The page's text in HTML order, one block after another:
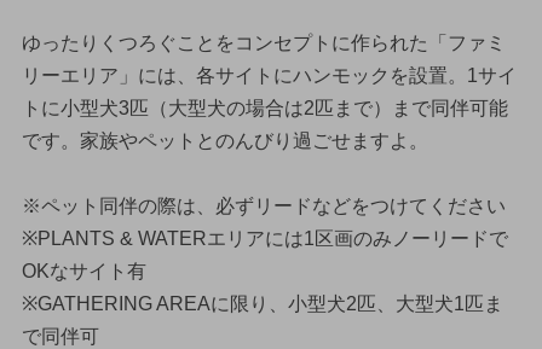
ゆったりくつろぐことをコンセプトに作られた「ファミ
リーエリア」には、各サイトにハンモックを設置。1サイ
トに小型犬3匹（大型犬の場合は2匹まで）まで同伴可能
です。家族やペットとのんびり過ごせますよ。
※ペット同伴の際は、必ずリードなどをつけてください
※PLANTS & WATERエリアには1区画のみノーリードで
OKなサイト有
※GATHERING AREAに限り、小型犬2匹、大型犬1匹ま
で同伴可